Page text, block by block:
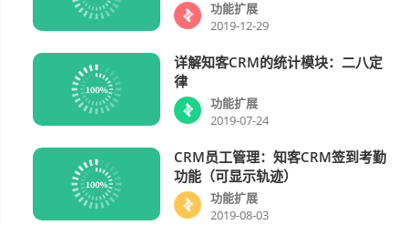
功能扩展
2019-12-29
详解知客CRM的统计模块：二八定
律
功能扩展
2019-07-24
CRM员工管理：知客CRM签到考勤
功能（可显示轨迹）
功能扩展
2019-08-03